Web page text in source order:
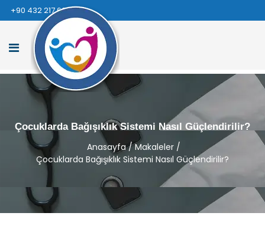
+90 432 217 66 66
Çocuklarda Bağışıklık Sistemi Nasıl Güçlendirilir?
Anasayfa / Makaleler /
Çocuklarda Bağışıklık Sistemi Nasıl Güçlendirilir?